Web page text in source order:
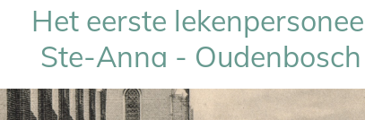
Het eerste
Ste-Anna - Oudenbosch